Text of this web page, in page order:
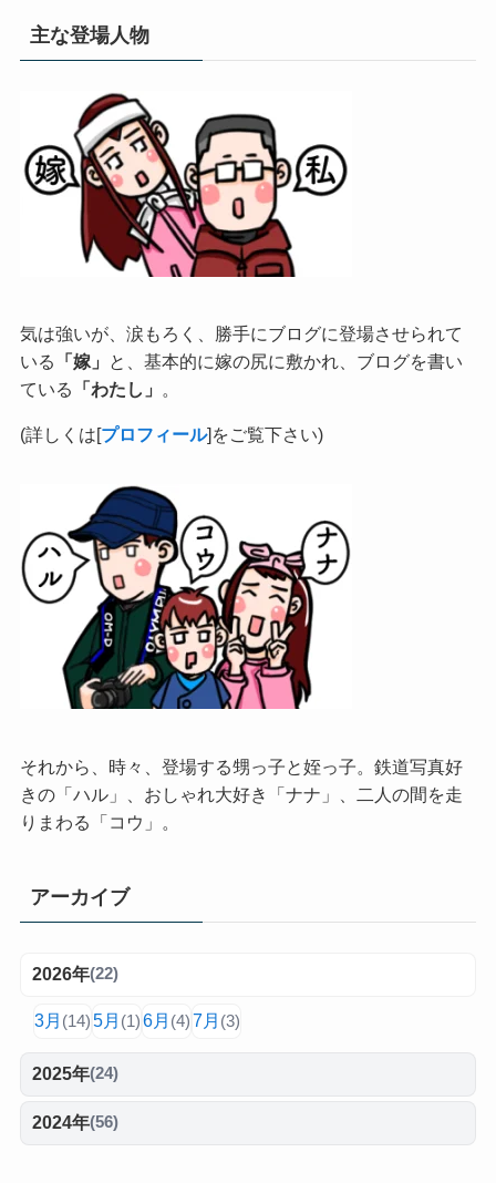
主な登場人物
気は強いが、涙もろく、勝手にブログに登場させられて
いる
「嫁」
と、基本的に嫁の尻に敷かれ、ブログを書い
ている
「わたし」 。
(詳しくは[プロフィール]をご覧下さい)
それから、時々、登場する甥っ子と姪っ子。鉄道写真好
きの「ハル」、おしゃれ大好き「ナナ」、二人の間を走
りまわる「コウ」。
アーカイブ
2026年(22)
3月 (14)5月 (1)6月 (4)7月 (3)
2025年(24)
2024年(56)